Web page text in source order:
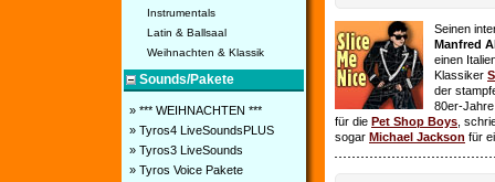
Instrumentals
Latin & Ballsaal
Weihnachten & Klassik
Sounds/Pakete
» *** WEIHNACHTEN ***
» Tyros4 LiveSoundsPLUS
» Tyros3 LiveSounds
» Tyros Voice Pakete
Seinen
Manfred
einen
Klassiker
der
80er-
für die Pet Shop Boys ,
sogar Michael Jackson für